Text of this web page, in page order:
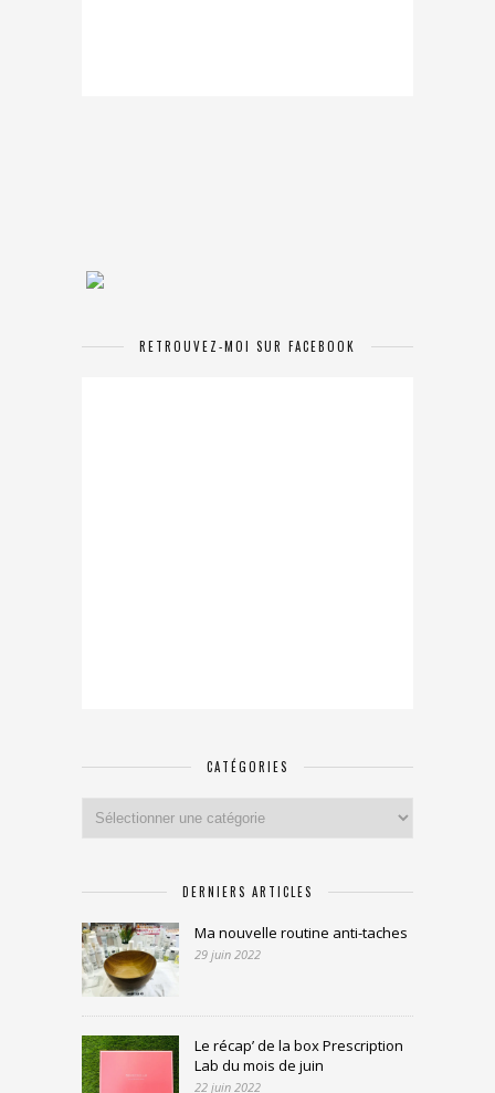
RETROUVEZ-MOI SUR FACEBOOK
CATÉGORIES
DERNIERS ARTICLES
Ma nouvelle routine anti-taches
29 juin 2022
Le récap’ de la box Prescription
Lab du mois de juin
22 juin 2022